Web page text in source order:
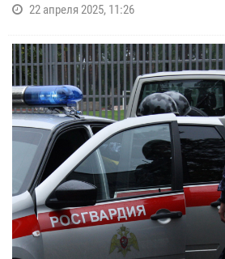
22 апреля 2025, 11:26